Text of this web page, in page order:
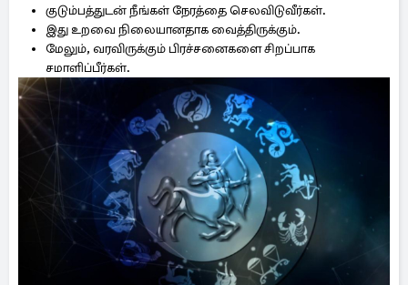
குடும்பத்துடன் நீங்கள் நேரத்தை செலவிடுவீர்கள்.
இது உறவை நிலையானதாக வைத்திருக்கும்.
மேலும், வரவிருக்கும் பிரச்சனைகளை சிறப்பாக
சமாளிப்பீர்கள்.